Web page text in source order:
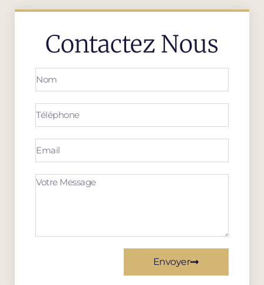
Contactez Nous
Envoyer